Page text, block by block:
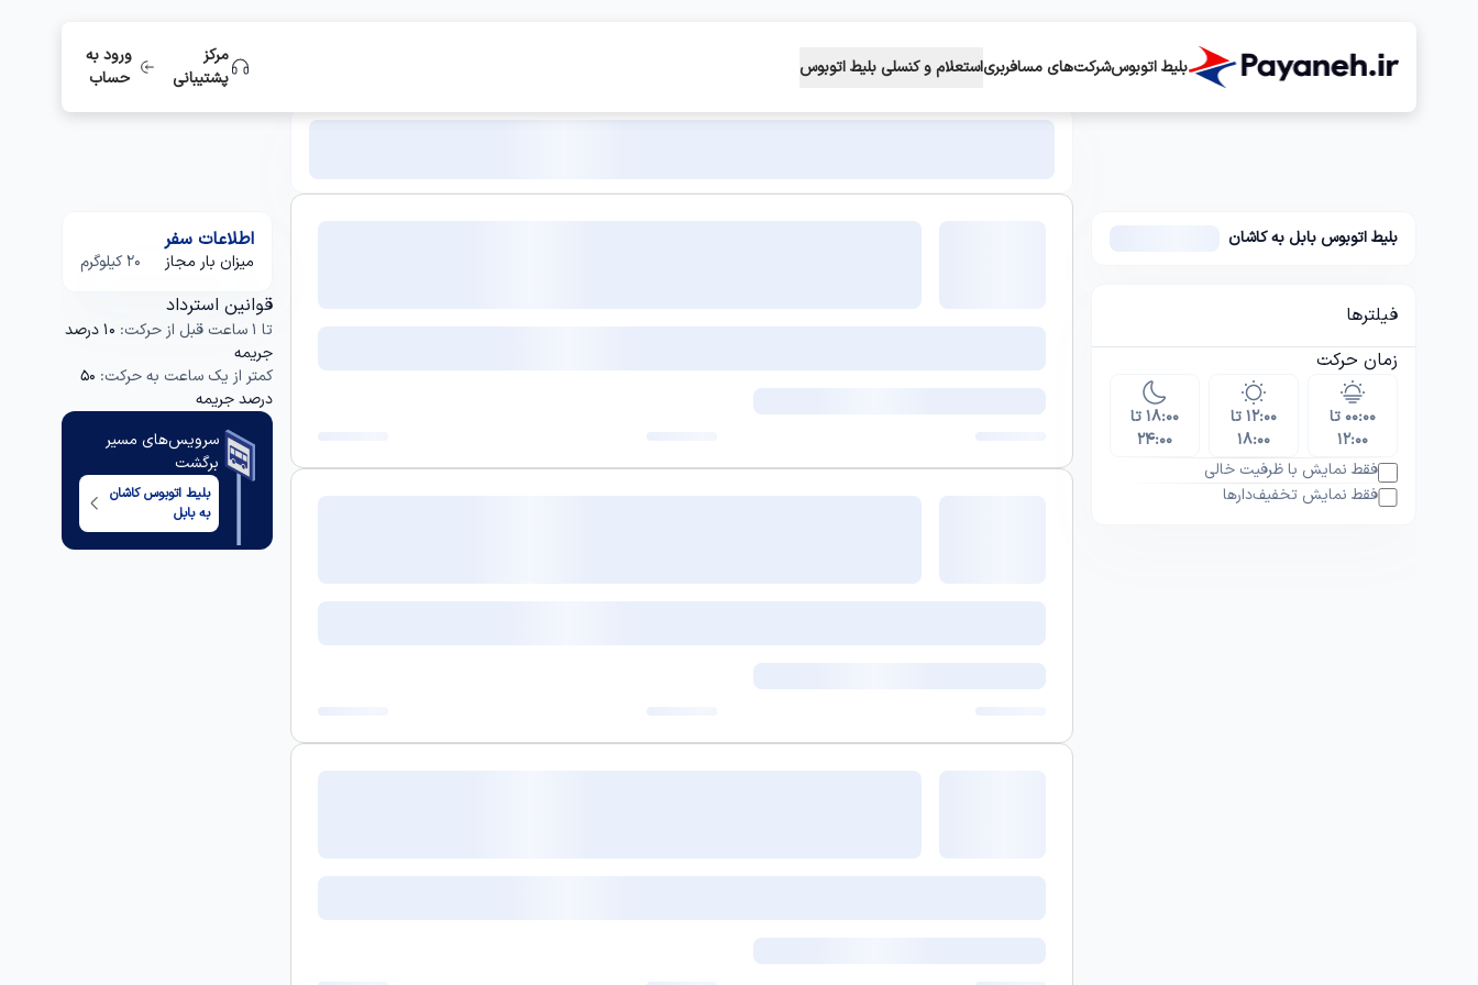
بلیط اتوبوسشرکت‌های مسافربریاستعلام و کنسلی بلیط اتوبوس
مرکز
پشتیبانی
ورود به
حساب
بلیط اتوبوس بابل به کاشان
فیلترها
زمان حرکت
۰۰:۰۰ تا
۱۲:۰۰
۱۲:۰۰ تا
۱۸:۰۰
۱۸:۰۰ تا
۲۴:۰۰
فقط نمایش با ظرفیت خالی
فقط نمایش تخفیف‌دارها
اطلاعات سفر
میزان بار مجاز 20 کیلوگرم
قوانین استرداد
تا 1 ساعت قبل از حرکت:
10 درصد
جریمه
کمتر از یک ساعت به حرکت: 50
درصد جریمه
سرویس‌های مسیر
برگشت
بلیط اتوبوسکاشان
بهبابل